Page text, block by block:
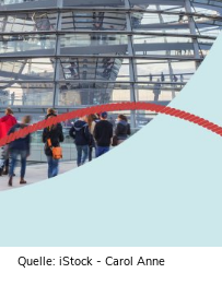
Quelle: iStock - Carol Anne